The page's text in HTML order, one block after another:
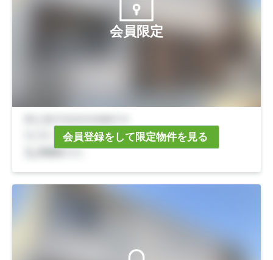
会員限定
会員登録をして限定物件を見る